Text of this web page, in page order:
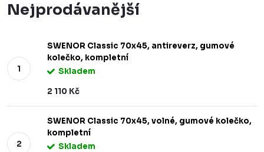
Nejprodávanější
SWENOR Classic 70x45, antireverz, gumové
kolečko, kompletní
Skladem
2 110 Kč
SWENOR Classic 70x45, volné, gumové kolečko,
kompletní
Skladem